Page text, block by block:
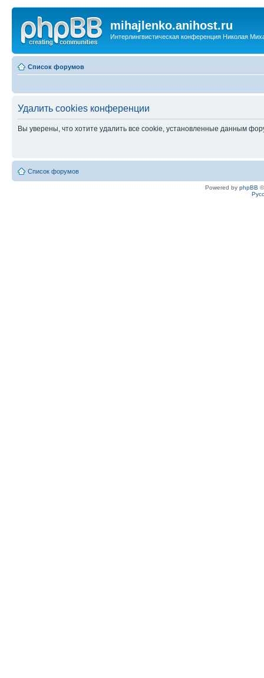
mihajlenko.anihost.ru
Интерлингвистическая конференция Николая
Список форумов
Удалить cookies конференции
Вы уверены, что хотите удалить все cookie, установленные данным
Список форумов
Powered by phpBB